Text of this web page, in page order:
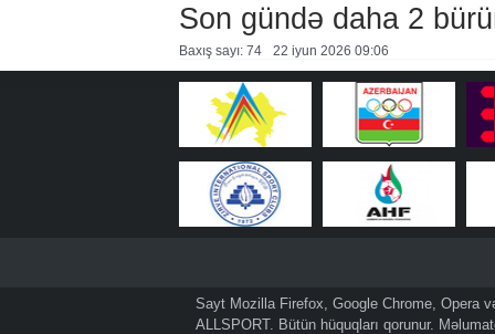
Son gündə daha 2
Baxış sayı: 74 22 i̇yun 2026 09:06
Sayt Mozilla Firefox, Google Chrome, Opera
ALLSPORT. Bütün hüquqları qorunur.